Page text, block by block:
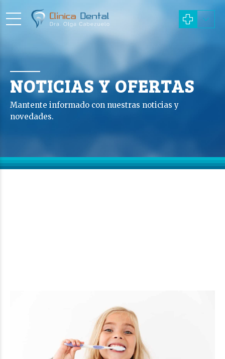
NOTICIAS Y OFERTAS
Mantente informado con nuestras noticias y
novedades.